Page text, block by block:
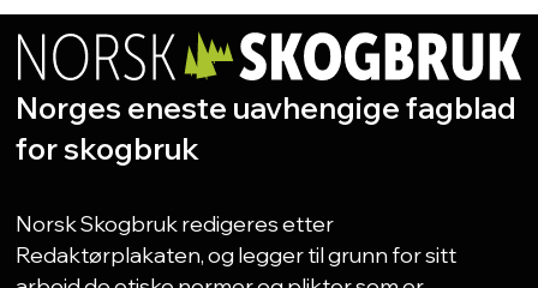
Norges eneste uavhengige fagblad
for skogbruk
Norsk Skogbruk redigeres etter
Redaktørplakaten, og legger til grunn for sitt